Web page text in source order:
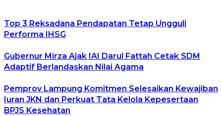
Top 3 Reksadana Pendapatan Tetap Ungguli
Performa IHSG
Gubernur Mirza Ajak IAI Darul Fattah Cetak SDM
Adaptif Berlandaskan Nilai Agama
Pemprov Lampung Komitmen Selesaikan Kewajiban
Iuran JKN dan Perkuat Tata Kelola Kepesertaan
BPJS Kesehatan